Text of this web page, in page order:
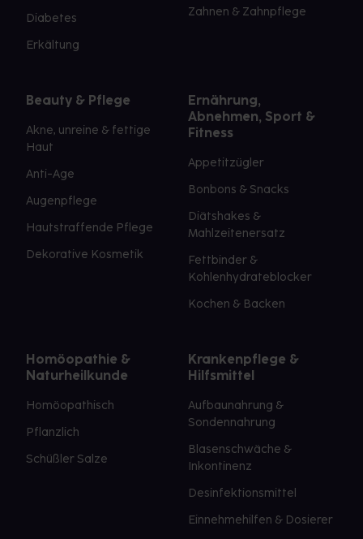
Diabetes
Erkältung
Zahnen & Zahnpflege
Beauty & Pflege
Akne, unreine & fettige
Haut
Anti-Age
Augenpflege
Hautstraffende Pflege
Dekorative Kosmetik
Ernährung,
Abnehmen, Sport &
Fitness
Appetitzügler
Bonbons & Snacks
Diätshakes &
Mahlzeitenersatz
Fettbinder &
Kohlenhydrateblocker
Kochen & Backen
Homöopathie &
Naturheilkunde
Homöopathisch
Pflanzlich
Schüßler Salze
Krankenpflege &
Hilfsmittel
Aufbaunahrung &
Sondennahrung
Blasenschwäche &
Inkontinenz
Desinfektionsmittel
Einnehmehilfen & Dosierer